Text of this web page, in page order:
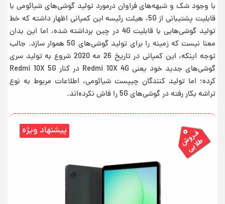
با وجود شک و شبهه‌های فراوان درمورد تولید گوشی‌های شیائومی با
قابلیت پشتیبانی از 5G، هیئت رئیسه این کمپانی اظهار داشته که خط
تولید گوشی‌هایی با قابلیت 4G در چین برداشته شده، اما این بدان
معنا نیست که زمینه را برای تولید گوشی‌های 5G هموار سازد. جالب
توجه اینکه، این کمپانی در تاریخ 26 مه 2020 شروع به تولید سری
گوشی‌های جدید خود یعنی Redmi 10X 4G در کنار Redmi 10X 5G
کرده؛ اما تولید کنندگان چیپست شیائومی، اطلاعات مربوط به نوع
تراشه بکار رفته در گوشی‌‌های 5G را فاش نکرده‌اند.